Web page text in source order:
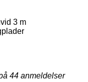
3 m
44 anmeldelser